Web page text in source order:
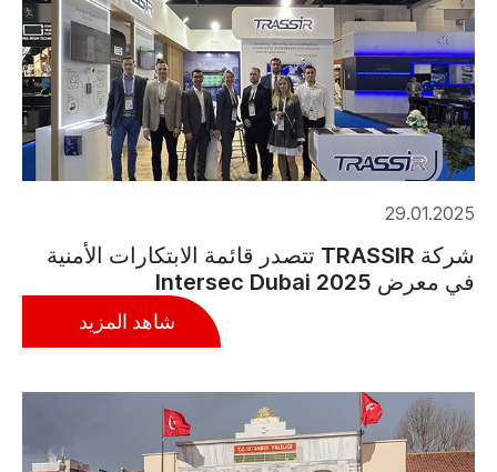
29.01.2025
شركة TRASSIR تتصدر قائمة الابتكارات الأمنية
في معرض Intersec Dubai 2025
شاهد المزيد